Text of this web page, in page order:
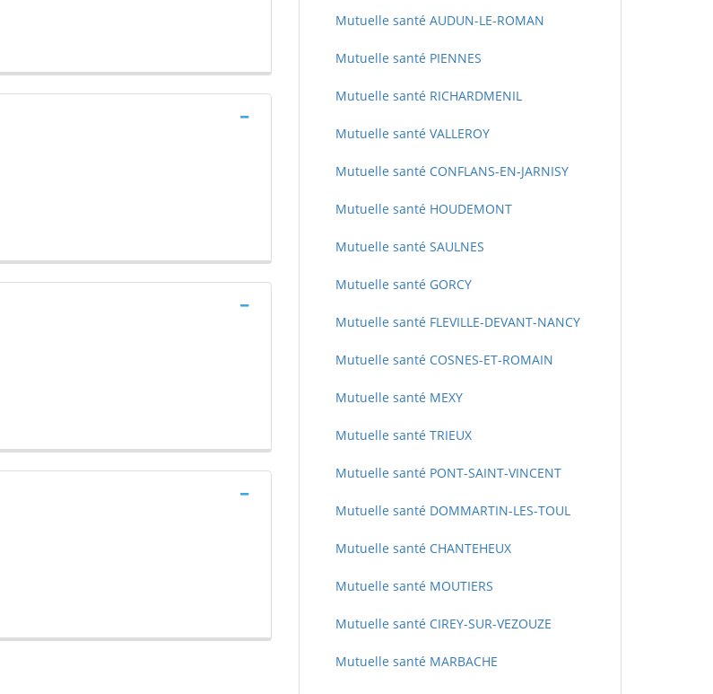
Mutuelle santé AUDUN-LE-ROMAN
Mutuelle santé PIENNES
Mutuelle santé RICHARDMENIL
Mutuelle santé VALLEROY
Mutuelle santé CONFLANS-EN-JARNISY
Mutuelle santé HOUDEMONT
Mutuelle santé SAULNES
Mutuelle santé GORCY
Mutuelle santé FLEVILLE-DEVANT-NANCY
Mutuelle santé COSNES-ET-ROMAIN
Mutuelle santé MEXY
Mutuelle santé TRIEUX
Mutuelle santé PONT-SAINT-VINCENT
Mutuelle santé DOMMARTIN-LES-TOUL
Mutuelle santé CHANTEHEUX
Mutuelle santé MOUTIERS
Mutuelle santé CIREY-SUR-VEZOUZE
Mutuelle santé MARBACHE